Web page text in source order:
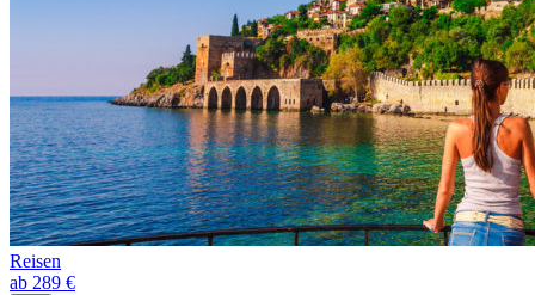
Reisen
ab 289 €